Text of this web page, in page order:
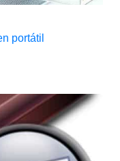
portátil